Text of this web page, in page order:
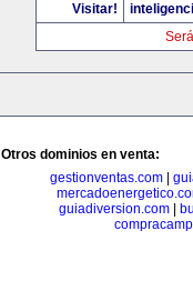
Visitar!
Otros dominios en venta:
gestionventas.com|
guiadiversion.com|